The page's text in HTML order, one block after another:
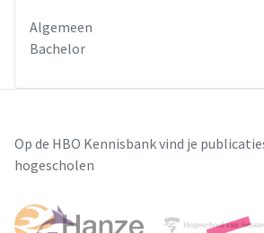
Algemeen
Bachelor
Op de HBO Kennisbank vind je
hogescholen